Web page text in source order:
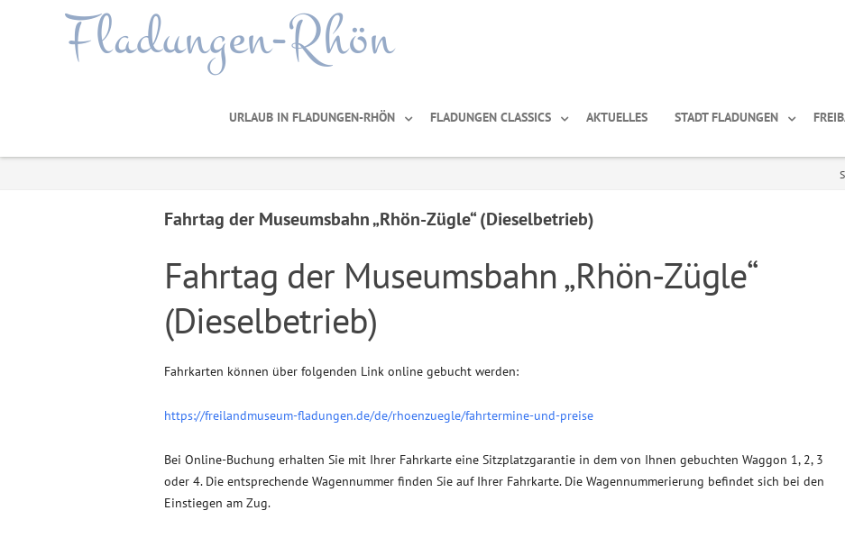
Fladungen-Rhön
URLAUB IN FLADUNGEN-RHÖN FLADUNGEN CLASSICS AKTUELLES STADT FLADUNGEN
Fahrtag der Museumsbahn „Rhön-Zügle“ (Dieselbetrieb)
Fahrtag der Museumsbahn „Rhön-Zügle“
(Dieselbetrieb)
Fahrkarten können über folgenden Link online gebucht werden:
https://freilandmuseum-fladungen.de/de/rhoenzuegle/fahrtermine-und-preise
Bei Online-Buchung erhalten Sie mit Ihrer Fahrkarte eine Sitzplatzgarantie in dem von Ihnen gebuchten Waggon 1, 2, 3
oder 4. Die entsprechende Wagennummer finden Sie auf Ihrer Fahrkarte. Die Wagennummerierung befindet sich bei den
Einstiegen am Zug.